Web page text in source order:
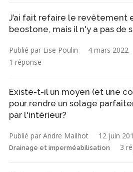
J’ai fait refaire le revêtement
beostone, mais il n'y a pas de
Publié par Lise Poulin 4 mars 2022
1 réponse
Existe-t-il un moyen (et une
pour rendre un solage
par l'intérieur?
Publié par Andre Mailhot 12 juin
Drainage et imperméabilisation 3